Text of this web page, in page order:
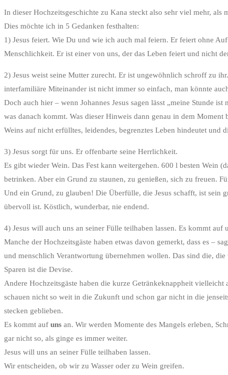
In dieser Hochzeitsgeschichte zu Kana steckt also sehr viel mehr, als
Dies möchte ich in 5 Gedanken festhalten:
1) Jesus feiert. Wie Du und wie ich auch mal feiern. Er feiert ohne
Menschlichkeit. Er ist einer von uns, der das Leben feiert und nicht
2) Jesus weist seine Mutter zurecht. Er ist ungewöhnlich schroff zu
interfamiliäre Miteinander ist nicht immer so einfach, man könnte
Doch auch hier – wenn Johannes Jesus sagen lässt „meine Stunde
was danach kommt. Was dieser Hinweis dann genau in dem
Weins auf nicht erfülltes, leidendes, begrenztes Leben hindeutet und
3) Jesus sorgt für uns. Er offenbarte seine Herrlichkeit.
Es gibt wieder Wein. Das Fest kann weitergehen. 600 l besten Wein
betrinken. Aber ein Grund zu staunen, zu genießen, sich zu freuen.
Und ein Grund, zu glauben! Die Überfülle, die Jesus schafft, ist sein
übervoll ist. Köstlich, wunderbar, nie endend.
4) Jesus will auch uns an seiner Fülle teilhaben lassen. Es kommt auf
Manche der Hochzeitsgäste haben etwas davon gemerkt, dass es –
und menschlich Verantwortung übernehmen wollen. Das sind die,
Sparen ist die Devise.
Andere Hochzeitsgäste haben die kurze Getränkeknappheit
schauen nicht so weit in die Zukunft und schon gar nicht in die
stecken geblieben.
Es kommt auf uns an. Wir werden Momente des Mangels erleben,
gar nicht so, als ginge es immer weiter.
Jesus will uns an seiner Fülle teilhaben lassen.
Wir entscheiden, ob wir zu Wasser oder zu Wein greifen.